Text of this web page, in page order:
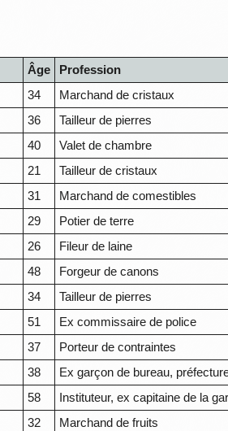
Âge Profession
34 Marchand de cristaux
36 Tailleur de pierres
40 Valet de chambre
21 Tailleur de cristaux
31 Marchand de comestibles
29 Potier de terre
26 Fileur de laine
48 Forgeur de canons
34 Tailleur de pierres
51 Ex commissaire de police
37 Porteur de contraintes
38 Ex garçon de bureau,
58 Instituteur, ex capitaine de la
32 Marchand de fruits